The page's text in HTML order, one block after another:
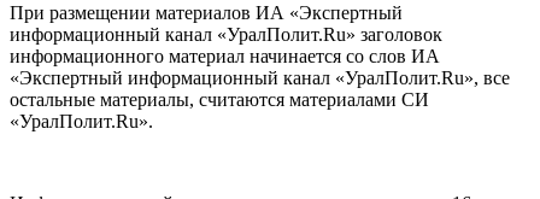
При размещении материалов ИА «Экспертный
информационный канал «УралПолит.Ru» заголовок
информационного материал начинается со слов ИА
«Экспертный информационный канал «УралПолит.Ru», все
остальные материалы, считаются материалами СИ
«УралПолит.Ru».